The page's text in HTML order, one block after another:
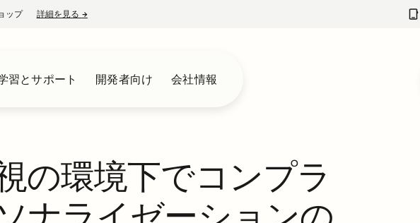
ップ 詳細を見る →新しいタブで開く
習とサポート 開発者向け 会社情報
の環境下でコンプラ